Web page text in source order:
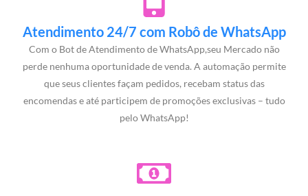
Atendimento 24/7 com Robô de WhatsApp
Com o Bot de Atendimento de WhatsApp,seu Mercado não
perde nenhuma oportunidade de venda. A automação permite
que seus clientes façam pedidos, recebam status das
encomendas e até participem de promoções exclusivas – tudo
pelo WhatsApp!